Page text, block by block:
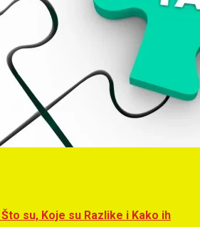
su, Koje su Razlike i Kako ih